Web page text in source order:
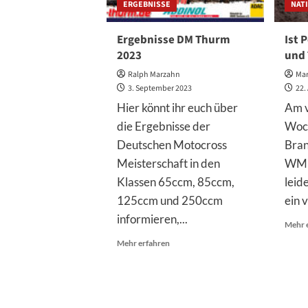
ERGEBNISSE
Ergebnisse DM Thurm
2023
Ralph Marzahn
3. September 2023
Hier könnt ihr euch über
die Ergebnisse der
Deutschen Motocross
Meisterschaft in den
Klassen 65ccm, 85ccm,
125ccm und 250ccm
informieren,...
Mehr erfahrenMehr
Ist
22.
Am
WM
ein
Mehr